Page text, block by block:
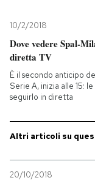
Tecnologia
Internet
Cultura
Economia
Sport
PODCAST
10/2/2018
Dove vedere Spal-
diretta TV
È il secondo anticipo
Serie A, inizia alle 15:
seguirlo in diretta
Altri articoli su
20/10/2018